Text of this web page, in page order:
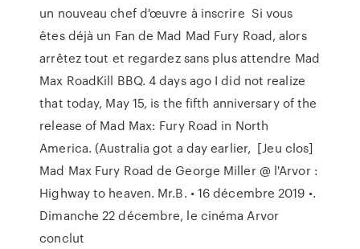
un nouveau chef d'œuvre à inscrire Si vous
êtes déjà un Fan de Mad Mad Fury Road, alors
arrêtez tout et regardez sans plus attendre Mad
Max RoadKill BBQ. 4 days ago I did not realize
that today, May 15, is the fifth anniversary of the
release of Mad Max: Fury Road in North
America. (Australia got a day earlier, [Jeu clos]
Mad Max Fury Road de George Miller @ l'Arvor :
Highway to heaven. Mr.B. • 16 décembre 2019 •.
Dimanche 22 décembre, le cinéma Arvor
conclut